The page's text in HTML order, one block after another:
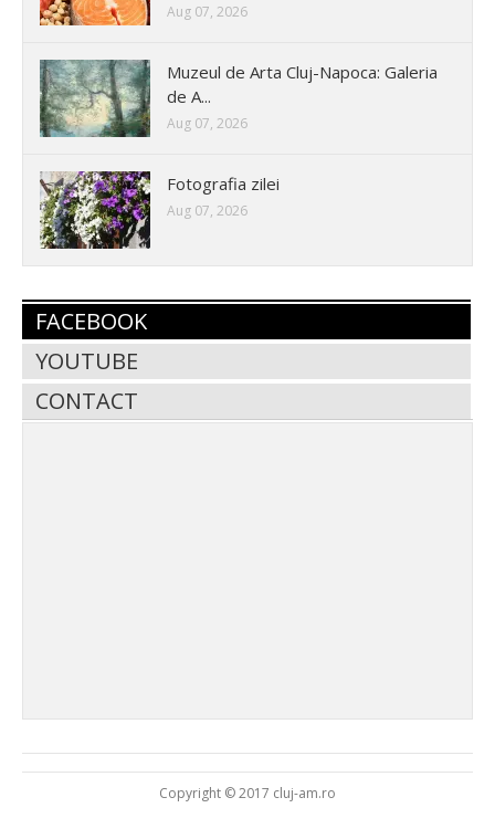
Aug 07, 2026
Muzeul de Arta Cluj-Napoca: Galeria
de A...
Aug 07, 2026
Fotografia zilei
Aug 07, 2026
FACEBOOK
YOUTUBE
CONTACT
Copyright © 2017 cluj-am.ro